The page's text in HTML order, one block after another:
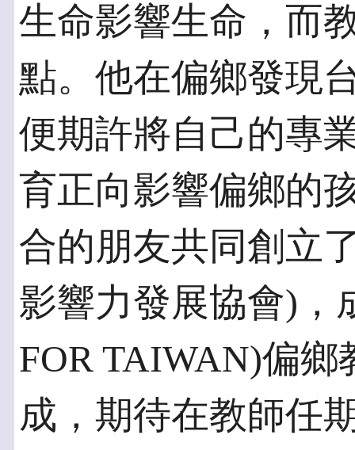
生命影響生命，而
點。他在偏鄉發現
便期許將自己的專
育正向影響偏鄉的
合的朋友共同創立
影響力發展協會)，
FOR TAIWAN)偏
成，期待在教師任